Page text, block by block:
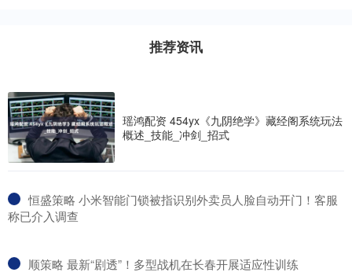
推荐资讯
瑶鸿配资 454yx《九阴绝学》藏经阁系统玩法
概述_技能_冲剑_招式
​恒盛策略 小米智能门锁被指识别外卖员人脸自动开门！客服
称已介入调查
​顺策略 最新“剧透”！多型战机在长春开展适应性训练